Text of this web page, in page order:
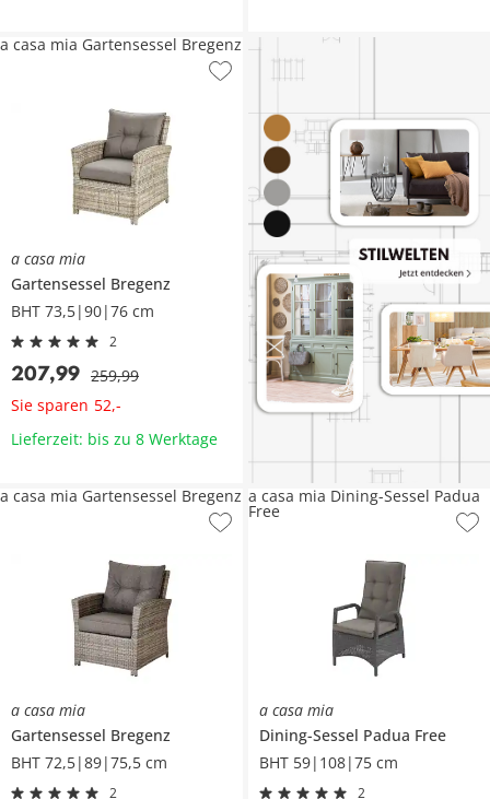
a casa mia
Gartensessel Bregenz
BHT 73,5|90|76 cm
2
207,99 259,99
Sie sparen 52,-
a casa mia Gartensessel Bregenz
Lieferzeit: bis zu 8 Werktage
a casa mia
Gartensessel Bregenz
BHT 72,5|89|75,5 cm
2
a casa mia Gartensessel Bregenz
a casa mia
Dining-Sessel Padua Free
BHT 59|108|75 cm
2
a casa mia Dining-Sessel Padua
Free